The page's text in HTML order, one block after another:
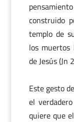
construido
templo de
los muertos
de Jesús (Jn
Este gesto
el
quiere que